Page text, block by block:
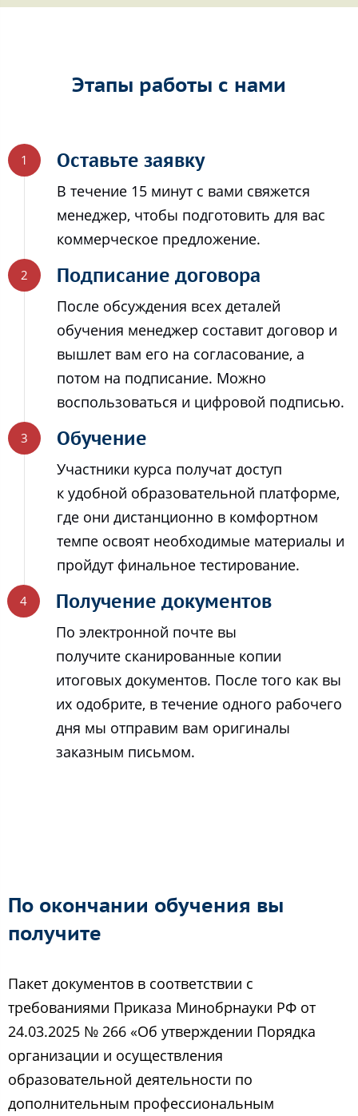
Этапы работы с нами
Оставьте заявку
В течение 15 минут с вами свяжется
менеджер, чтобы подготовить для вас
коммерческое предложение.
Подписание договора
После обсуждения всех деталей
обучения менеджер составит договор и
вышлет вам его на согласование, а
потом на подписание. Можно
воспользоваться и цифровой подписью.
Обучение
Участники курса получат доступ
к удобной образовательной платформе,
где они дистанционно в комфортном
темпе освоят необходимые материалы и
пройдут финальное тестирование.
Получение документов
По электронной почте вы
получите сканированные копии
итоговых документов. После того как вы
их одобрите, в течение одного рабочего
дня мы отправим вам оригиналы
заказным письмом.
По окончании обучения вы
получите
Пакет документов в соответствии с
требованиями Приказа Минобрнауки РФ от
24.03.2025 № 266 «Об утверждении Порядка
организации и осуществления
образовательной деятельности по
дополнительным профессиональным